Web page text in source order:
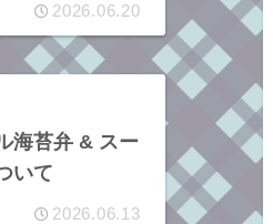
2026.06.20
海苔弁 & スー
いて
2026.06.13